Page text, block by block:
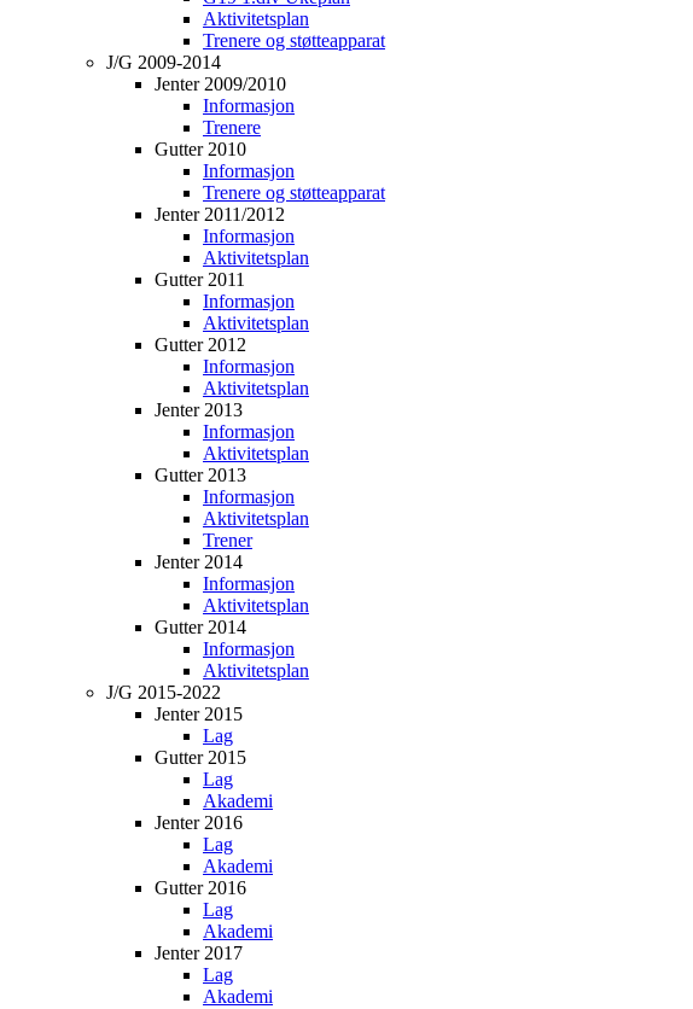
Aktivitetsplan
Trenere og støtteapparat
J/G 2009-2014
Jenter 2009/2010
Informasjon
Trenere
Gutter 2010
Informasjon
Trenere og støtteapparat
Jenter 2011/2012
Informasjon
Aktivitetsplan
Gutter 2011
Informasjon
Aktivitetsplan
Gutter 2012
Informasjon
Aktivitetsplan
Jenter 2013
Informasjon
Aktivitetsplan
Gutter 2013
Informasjon
Aktivitetsplan
Trener
Jenter 2014
Informasjon
Aktivitetsplan
Gutter 2014
Informasjon
Aktivitetsplan
J/G 2015-2022
Jenter 2015
Lag
Gutter 2015
Lag
Akademi
Jenter 2016
Lag
Akademi
Gutter 2016
Lag
Akademi
Jenter 2017
Lag
Akademi